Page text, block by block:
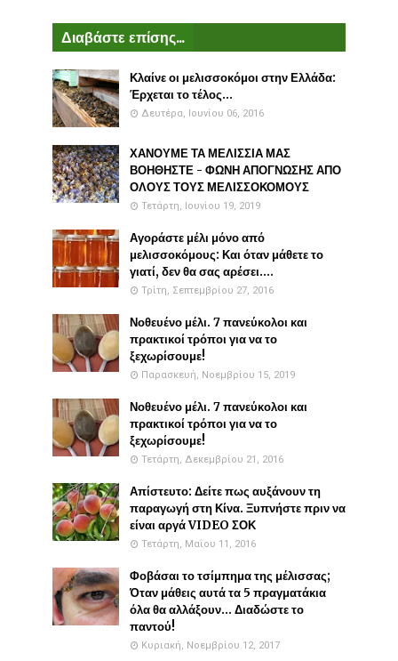
Διαβάστε επίσης...
Κλαίνε οι μελισσοκόμοι στην Ελλάδα:
Έρχεται το τέλος...
Δευτέρα, Ιουνίου 06, 2016
ΧΑΝΟΥΜΕ ΤΑ ΜΕΛΙΣΣΙΑ ΜΑΣ
ΒΟΗΘΗΣΤΕ - ΦΩΝΗ ΑΠΟΓΝΩΣΗΣ ΑΠΟ
ΟΛΟΥΣ ΤΟΥΣ ΜΕΛΙΣΣΟΚΟΜΟΥΣ
Τετάρτη, Ιουνίου 19, 2019
Αγοράστε μέλι μόνο από
μελισσοκόμους: Και όταν μάθετε το
γιατί, δεν θα σας αρέσει....
Τρίτη, Σεπτεμβρίου 27, 2016
Νοθευένο μέλι. 7 πανεύκολοι και
πρακτικοί τρόποι για να το
ξεχωρίσουμε!
Παρασκευή, Νοεμβρίου 15, 2019
Νοθευένο μέλι. 7 πανεύκολοι και
πρακτικοί τρόποι για να το
ξεχωρίσουμε!
Τετάρτη, Δεκεμβρίου 21, 2016
Απίστευτο: Δείτε πως αυξάνουν τη
παραγωγή στη Κίνα. Ξυπνήστε πριν να
είναι αργά VIDEO ΣΟΚ
Τετάρτη, Μαΐου 11, 2016
Φοβάσαι το τσίμπημα της μέλισσας;
Όταν μάθεις αυτά τα 5 πραγματάκια
όλα θα αλλάξουν... Διαδώστε το
παντού!
Κυριακή, Νοεμβρίου 12, 2017